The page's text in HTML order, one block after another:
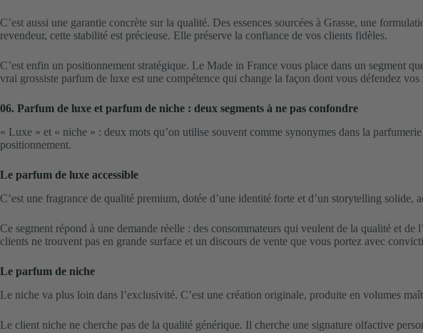
C’est aussi une garantie concrète sur la qualité. Des essences sourcées à Grasse, une
revendeur, cette stabilité est précieuse. Elle préserve la confiance de vos clients fidèles.
C’est enfin un positionnement stratégique. Le Made in France vous place dans un segment
vrai grossiste parfum de luxe est une compétence qui change la façon dont vous défendez vos
06. Parfum de luxe et parfum de niche : deux segments à ne pas confondre
« Luxe » et « niche » : deux mots qu’on utilise souvent comme synonymes dans la
positionnement.
Le parfum de luxe accessible
C’est une fragrance de qualité premium, dotée d’une identité forte et d’un storytelling solide,
Ce segment répond à une demande réelle : des consommateurs qui veulent de la qualité et
clients ne trouvent pas en grande surface et un discours de vente que vous portez avec
Le parfum de niche
Le niche va plus loin dans l’exclusivité. C’est une création originale, produite en volumes
Le client niche ne cherche pas de la qualité générique. Il cherche une signature olfactive